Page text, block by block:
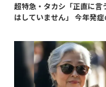
超特急・タカシ「正直に言
はしていません」 今年発
白 後遺症も語る